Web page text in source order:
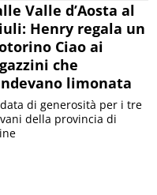
Valle d’Aosta al
Henry regala un
Ciao ai
che
limonata
di generosità per i tre
della provincia di